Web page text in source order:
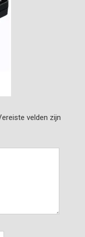
velden zijn